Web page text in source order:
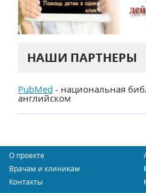
НАШИ ПАРТНЕРЫ
PubMed - национальная
английском
О проекте
Врачам и клиникам
Контакты